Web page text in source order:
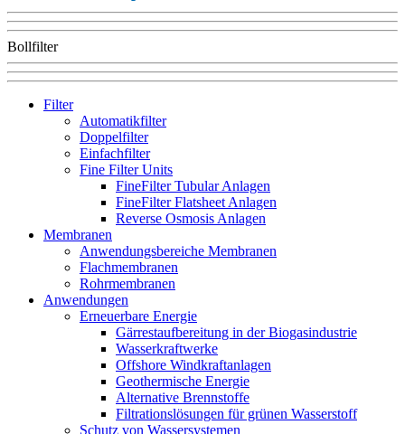
Bollfilter
Filter
Automatikfilter
Doppelfilter
Einfachfilter
Fine Filter Units
FineFilter Tubular Anlagen
FineFilter Flatsheet Anlagen
Reverse Osmosis Anlagen
Membranen
Anwendungsbereiche Membranen
Flachmembranen
Rohrmembranen
Anwendungen
Erneuerbare Energie
Gärrestaufbereitung in der Biogasindustrie
Wasserkraftwerke
Offshore Windkraftanlagen
Geothermische Energie
Alternative Brennstoffe
Filtrationslösungen für grünen Wasserstoff
Schutz von Wassersystemen